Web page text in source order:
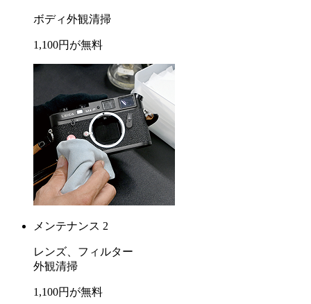
ボディ外観清掃
1,100円が無料
メンテナンス 2
レンズ、フィルター
外観清掃
1,100円が無料